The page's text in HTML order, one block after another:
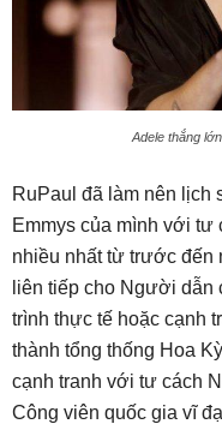
Adele thắng
RuPaul đã làm nên lịch
Emmys của mình với tư
nhiều nhất từ ​​trước đến
liên tiếp cho Người
trình thực tế hoặc cạnh
thành tổng thống Hoa
cạnh tranh với tư cách
Công viên quốc gia vĩ